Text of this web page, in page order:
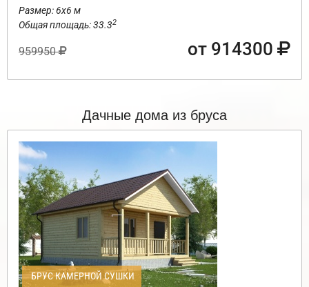
Размер: 6х6 м
Общая площадь: 33.32
959950 от 914300
Дачные дома из бруса
БРУС КАМЕРНОЙ СУШКИ